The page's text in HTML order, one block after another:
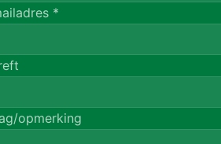
*
opmerking